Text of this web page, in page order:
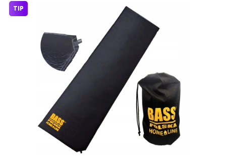
Dětská hřiště
Autodoplňky
Vánoce
Ochranné pomůcky
TIP